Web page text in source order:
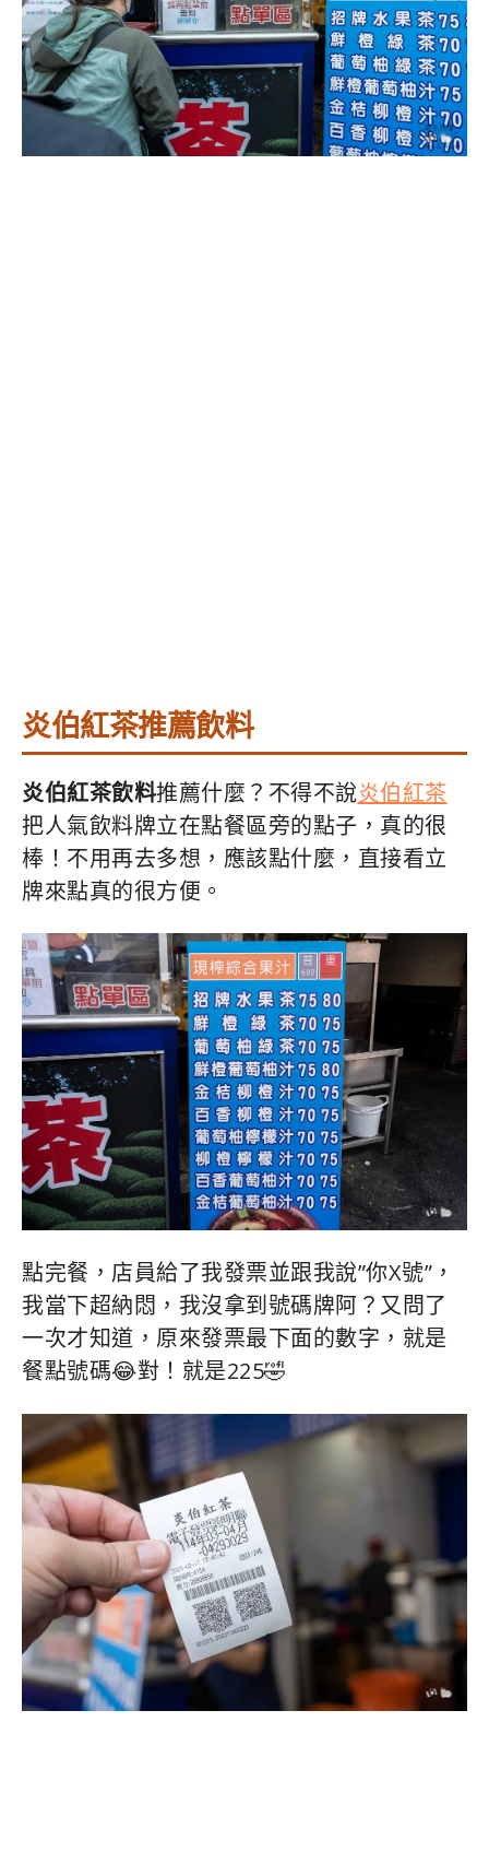
炎伯紅茶推薦飲料
炎伯紅茶飲料推薦什麼？不得不說炎伯紅茶
把人氣飲料牌立在點餐區旁的點子，真的很
棒！不用再去多想，應該點什麼，直接看立
牌來點真的很方便。
點完餐，店員給了我發票並跟我說”你X號”，
我當下超納悶，我沒拿到號碼牌阿？又問了
一次才知道，原來發票最下面的數字，就是
餐點號碼😂對！就是225🤣